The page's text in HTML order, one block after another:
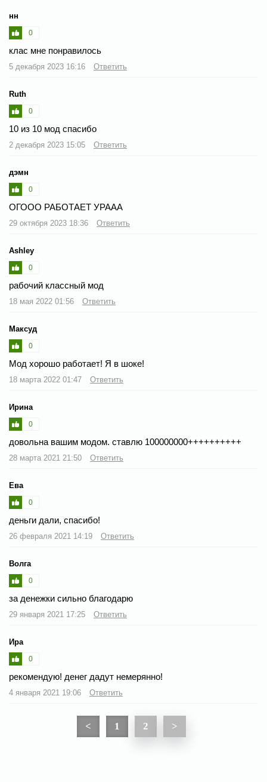
нн
0
клас мне понравилось
5 декабря 2023 16:16 Ответить
Ruth
0
10 из 10 мод спасибо
2 декабря 2023 15:05 Ответить
дэмн
0
ОГООО РАБОТАЕТ УРААА
29 октября 2023 18:36 Ответить
Ashley
0
рабочий классный мод
18 мая 2022 01:56 Ответить
Максуд
0
Мод хорошо работает! Я в шоке!
18 марта 2022 01:47 Ответить
Ирина
0
довольна вашим модом. ставлю 100000000++++++++++
28 марта 2021 21:50 Ответить
Ева
0
деньги дали, спасибо!
26 февраля 2021 14:19 Ответить
Волга
0
за денежки сильно благодарю
29 января 2021 17:25 Ответить
Ира
0
рекомендую! денег дадут немерянно!
4 января 2021 19:06 Ответить
< 1 2 >